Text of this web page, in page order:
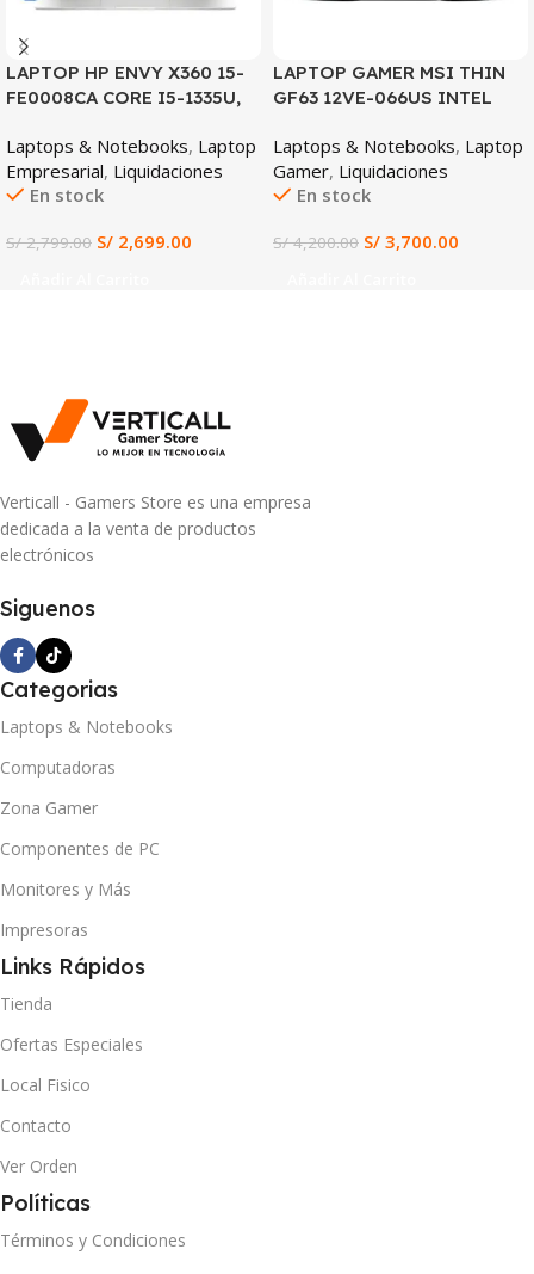
LAPTOP HP ENVY X360 15-
FE0008CA CORE I5-1335U,
FHD
Laptops & Notebooks, Laptop
Empresarial, Liquidaciones
En stock
S/2,799.00 S/ 2,699.00
LAPTOP GAMER MSI THIN
GF63 12VE-066US INTEL
512GB SSD NVIDIA
GEFORCE RTX 4050 6GB
15.6″ FHD 144HZ WINDOWS
Laptops & Notebooks, Laptop
Gamer, Liquidaciones
En stock
S/4,200.00 S/ 3,700.00
Verticall - Gamers Store es una empresa
dedicada a la venta de productos
electrónicos
Siguenos
Categorias
Laptops & Notebooks
Computadoras
Zona Gamer
Componentes de PC
Monitores y Más
Impresoras
Links Rápidos
Tienda
Ofertas Especiales
Local Fisico
Contacto
Ver Orden
Políticas
Términos y Condiciones